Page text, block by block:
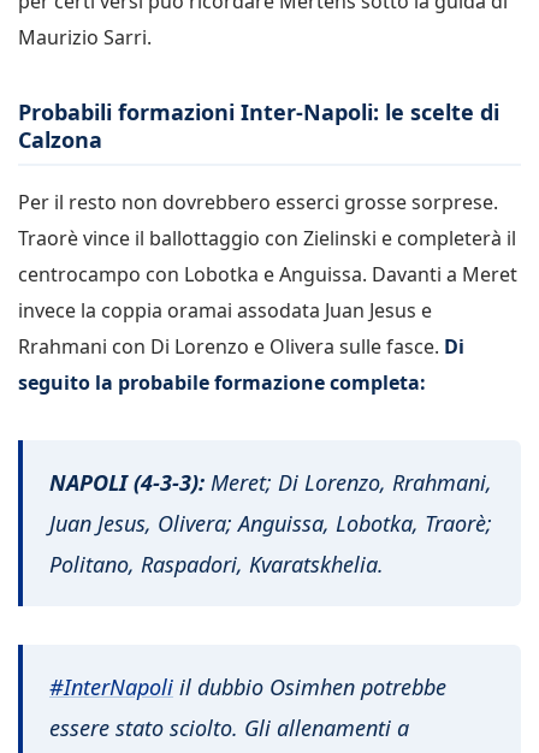
Maurizio Sarri.
Probabili formazioni Inter-Napoli: le scelte di
Calzona
Per il resto non dovrebbero esserci grosse sorprese.
Traorè vince il ballottaggio con Zielinski e completerà il
centrocampo con Lobotka e Anguissa. Davanti a Meret
invece la coppia oramai assodata Juan Jesus e
Rrahmani con Di Lorenzo e Olivera sulle fasce. Di
seguito la probabile formazione completa:
NAPOLI (4-3-3): Meret; Di Lorenzo, Rrahmani,
Juan Jesus, Olivera; Anguissa, Lobotka, Traorè;
Politano, Raspadori, Kvaratskhelia.
#InterNapoli il dubbio Osimhen potrebbe
essere stato sciolto. Gli allenamenti a